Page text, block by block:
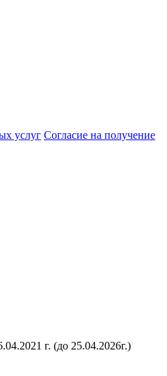
услуг Cогласие на получение
г. (до 25.04.2026г.)